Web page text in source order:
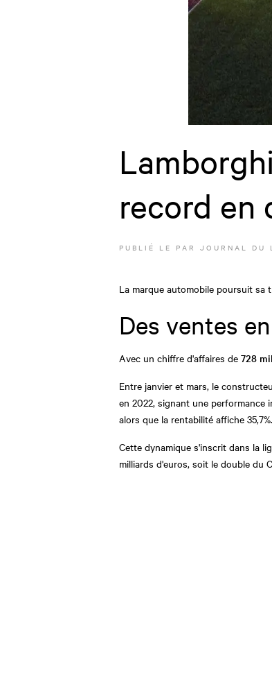
record en
PUBLIÉ LE PAR JOURNAL DU
La marque automobile poursuit sa
Des ventes
Avec un chiffre d'affaires de 728
Entre janvier et mars, le
en 2022, signant une performance
alors que la rentabilité affiche 35,7%.
Cette dynamique s'inscrit dans la
milliards d'euros, soit le double du